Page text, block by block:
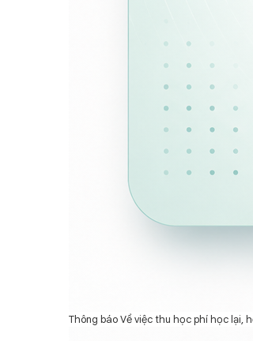
Thông báo Về việc thu học phí học lại,